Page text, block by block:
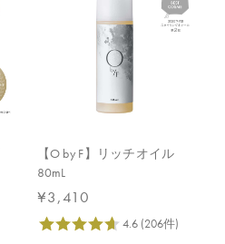
【O by F】リッチオイル
80mL
¥3,410